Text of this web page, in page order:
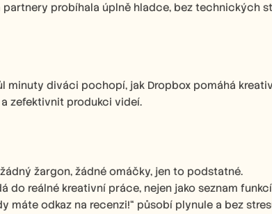
probíhala úplně hladce, bez technických
minuty diváci pochopí, jak Dropbox pomáhá
zefektivnit produkci videí.
žargon, žádné omáčky, jen to podstatné.
do reálné kreativní práce, nejen jako seznam
máte odkaz na recenzi!“ působí plynule a bez